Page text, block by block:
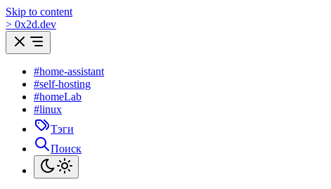
Skip to content
> 0x2d.dev
#home-assistant
#self-hosting
#homeLab
#linux
Тэги
Поиск